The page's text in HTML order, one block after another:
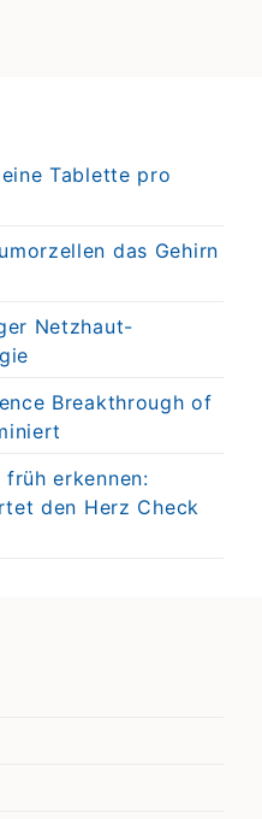
Tablette pro
das Gehirn
Netzhaut-
Breakthrough of
erkennen:
den Herz Check